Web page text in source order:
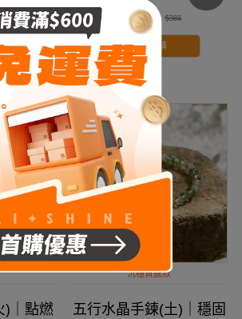
$288 $388
立即搶購
)｜點燃
大地色系 國風飾品
沉穩質感款
五行水晶手鍊(土)｜穩固